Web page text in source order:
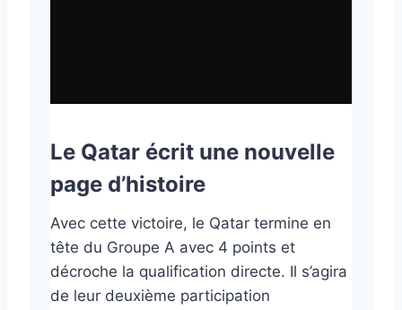
Le Qatar écrit une nouvelle
page d’histoire
Avec cette victoire, le Qatar termine en
tête du Groupe A avec 4 points et
décroche la qualification directe. Il s’agira
de leur deuxième participation